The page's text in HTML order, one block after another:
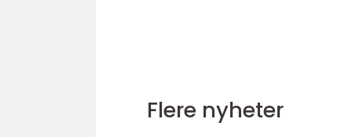
Flere nyheter